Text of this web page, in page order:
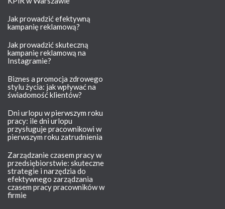
Jak prowadzić efektywną
kampanię reklamową?
Jak prowadzić skuteczną
kampanię reklamową na
Instagramie?
Biznes a promocja zdrowego
stylu życia: jak wpływać na
świadomość klientów?
Dni urlopu w pierwszym roku
pracy: ile dni urlopu
przysługuje pracownikowi w
pierwszym roku zatrudnienia
Zarządzanie czasem pracy w
przedsiębiorstwie: skuteczne
strategie i narzędzia do
efektywnego zarządzania
czasem pracy pracowników w
firmie